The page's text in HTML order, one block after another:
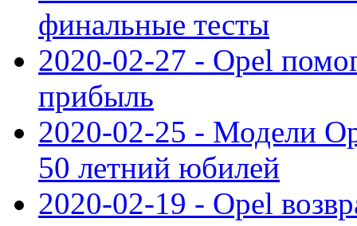
финальные тесты
2020-02-27 - Opel
прибыль
2020-02-25 - Модели
50 летний юбилей
2020-02-19 - Opel